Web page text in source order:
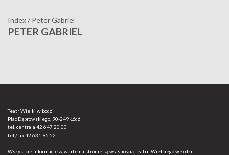
Index/ Peter Gabriel
PETER GABRIEL
Teatr Wielki w Łodzi
Plac Dąbrowskiego, 90-249 Łódź
tel. centrala 42 647 20 00
tel./fax42 631 95 52
-------
Wszystkie informacje zawarte na stronie są własnością Teatru Wielkiego w Łodzi.